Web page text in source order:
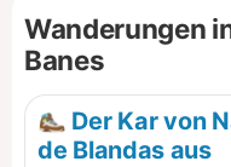
ungewöhnliche
Aufstieg zum Ranc de
Pic Saint-Loup bis zum
Rundgang zur
Wanderungen
Banes
Der Kar von
de Blandas aus